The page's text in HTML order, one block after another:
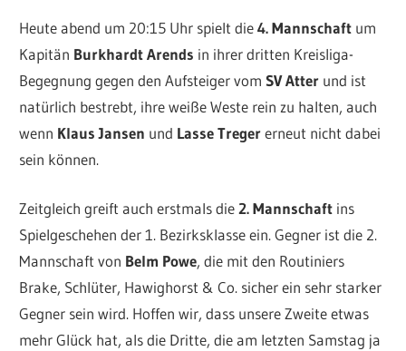
Heute abend um 20:15 Uhr spielt die4. Mannschaft um
Kapitän Burkhardt Arends in ihrer dritten Kreisliga-
Begegnung gegen den Aufsteiger vomSV Atter und ist
natürlich bestrebt, ihre weiße Weste rein zu halten, auch
wenn Klaus Jansen und Lasse Tregererneut nicht dabei
sein können.
Zeitgleich greift auch erstmals die2. Mannschaft ins
Spielgeschehen der 1. Bezirksklasse ein. Gegner ist die 2.
Mannschaft von Belm Powe, die mit den Routiniers
Brake, Schlüter, Hawighorst & Co. sicher ein sehr starker
Gegner sein wird. Hoffen wir, dass unsere Zweite etwas
mehr Glück hat, als die Dritte, die am letzten Samstag ja